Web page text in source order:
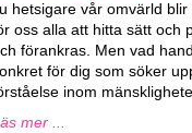
hetsigare vår omvärld
oss alla att hitta sätt och
förankras. Men vad
för dig som söker
inom
mer ...